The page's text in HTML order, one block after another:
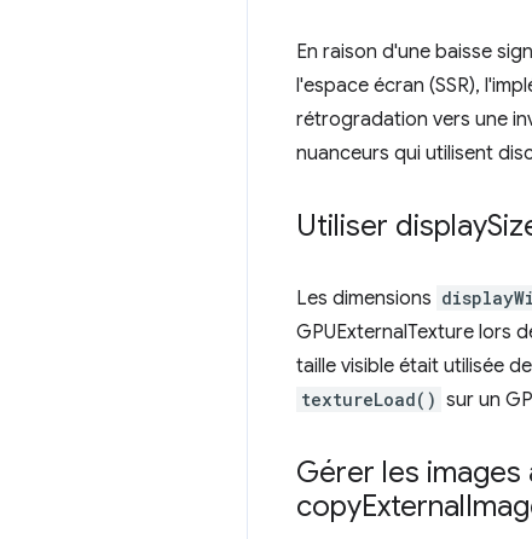
En raison d'une baisse
l'espace écran (SSR),
rétrogradation vers une
nuanceurs qui utilisent
Utiliser display
Les dimensions
GPUExternalTexture lors
taille visible était utilisée
textureLoad() sur un
Gérer les
copyExternal